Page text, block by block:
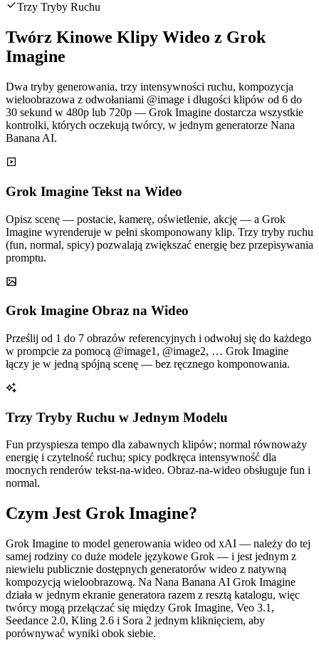
Trzy Tryby Ruchu
Twórz Kinowe Klipy Wideo z Grok
Imagine
Dwa tryby generowania, trzy intensywności ruchu, kompozycja
wieloobrazowa z odwołaniami @image i długości klipów od 6 do
30 sekund w 480p lub 720p — Grok Imagine dostarcza wszystkie
kontrolki, których oczekują twórcy, w jednym generatorze Nana
Banana AI.
Grok Imagine Tekst na Wideo
Opisz scenę — postacie, kamerę, oświetlenie, akcję — a Grok
Imagine wyrenderuje w pełni skomponowany klip. Trzy tryby ruchu
(fun, normal, spicy) pozwalają zwiększać energię bez przepisywania
promptu.
Grok Imagine Obraz na Wideo
Prześlij od 1 do 7 obrazów referencyjnych i odwołuj się do każdego
w prompcie za pomocą @image1, @image2, … Grok Imagine
łączy je w jedną spójną scenę — bez ręcznego komponowania.
Trzy Tryby Ruchu w Jednym Modelu
Fun przyspiesza tempo dla zabawnych klipów; normal równoważy
energię i czytelność ruchu; spicy podkręca intensywność dla
mocnych renderów tekst-na-wideo. Obraz-na-wideo obsługuje fun i
normal.
Czym Jest Grok Imagine?
Grok Imagine to model generowania wideo od xAI — należy do tej
samej rodziny co duże modele językowe Grok — i jest jednym z
niewielu publicznie dostępnych generatorów wideo z natywną
kompozycją wieloobrazową. Na Nana Banana AI Grok Imagine
działa w jednym ekranie generatora razem z resztą katalogu, więc
twórcy mogą przełączać się między Grok Imagine, Veo 3.1,
Seedance 2.0, Kling 2.6 i Sora 2 jednym kliknięciem, aby
porównywać wyniki obok siebie.